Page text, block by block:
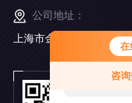
在
咨询
服务，请问
公司地址：
上海市金山工业区亭卫公